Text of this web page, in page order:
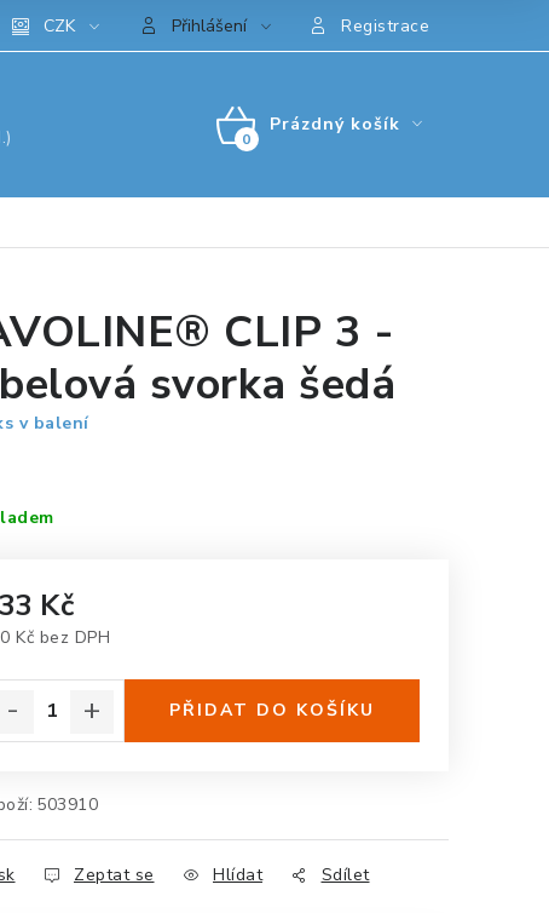
CZK Přihlášení Registrace
NÁKUPNÍ
Prázdný košík
CLIP 3 -
svorka šedá
v balení
Kč
Kč bez DPH
PŘIDAT DO KOŠÍKU
503910
Zeptat se Hlídat Sdílet